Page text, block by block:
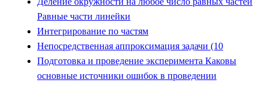
Равные части линейки
Интегрирование по частям
Непосредственная аппроксимация задачи (10
Подготовка и проведение эксперимента Каковы
основные источники ошибок в проведении